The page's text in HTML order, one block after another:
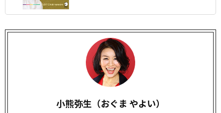
小熊弥生（おぐま やよい）